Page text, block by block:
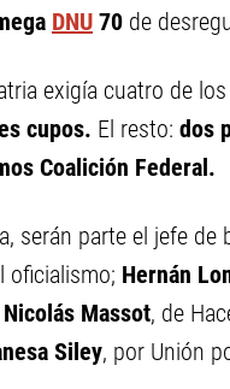
DNU 70 de
exigía cuatro de
cupos. El resto: dos
Coalición Federal.
serán parte el jefe de
oficialismo; Hernán
Nicolás Massot, de
Siley, por Unión